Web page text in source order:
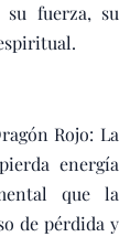
fuerza, su
Rojo: La
energía
que la
de pérdida y